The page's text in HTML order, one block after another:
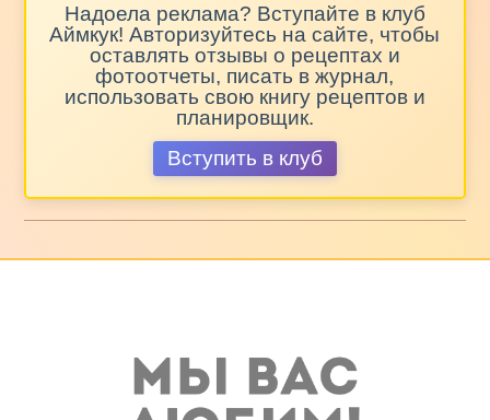
Надоела реклама? Вступайте в клуб
Аймкук! Авторизуйтесь на сайте, чтобы
оставлять отзывы о рецептах и
фотоотчеты, писать в журнал,
использовать свою книгу рецептов и
планировщик.
Вступить в клуб